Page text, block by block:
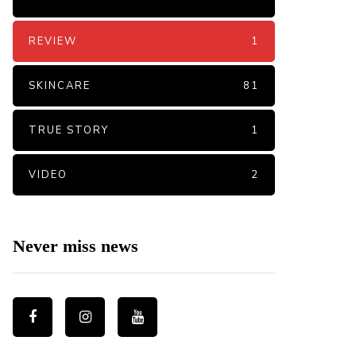
REVIEW 1
SKINCARE 81
TRUE STORY 1
VIDEO 2
Never miss news